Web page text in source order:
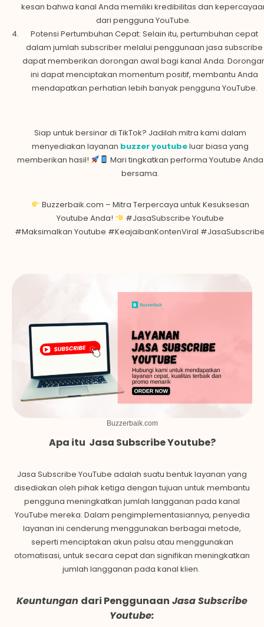
kesan bahwa kanal Anda memiliki kredibilitas dan
dari pengguna YouTube.
Potensi Pertumbuhan Cepat: Selain itu, pertumbuhan cepat
dalam jumlah subscriber melalui penggunaan jasa subscribe
dapat memberikan dorongan awal bagi kanal Anda.
ini dapat menciptakan momentum positif, membantu Anda
mendapatkan perhatian lebih banyak pengguna YouTube.
Siap untuk bersinar di TikTok? Jadilah mitra kami dalam
menyediakan layanan buzzer youtubeluar biasa yang
memberikan hasil!
Mari tingkatkan performa Youtube Anda
bersama.
Buzzerbaik.com – Mitra Terpercaya untuk Kesuksesan
Youtube Anda!
#JasaSubscribe Youtube
#Maksimalkan Youtube #KeajaibanKontenViral
Buzzerbaik.com
Apa itu Jasa Subscribe Youtube?
Jasa Subscribe YouTube adalah suatu bentuk layanan yang
disediakan oleh pihak ketiga dengan tujuan untuk membantu
pengguna meningkatkan jumlah langganan pada kanal
YouTube mereka. Dalam pengimplementasiannya, penyedia
layanan ini cenderung menggunakan berbagai metode,
seperti menciptakan akun palsu atau menggunakan
otomatisasi, untuk secara cepat dan signifikan meningkatkan
jumlah langganan pada kanal klien.
Keuntungan dari Penggunaan Jasa Subscribe
Youtube: